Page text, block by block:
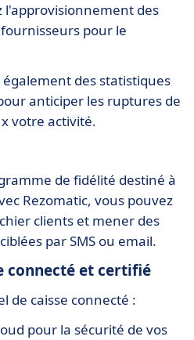
l'approvisionnement des
pour le
des statistiques
anticiper les ruptures de
votre activité.
de fidélité destiné à
Rezomatic, vous pouvez
clients et mener des
par SMS ou email.
connecté et certifié
de caisse connecté :
pour la sécurité de vos